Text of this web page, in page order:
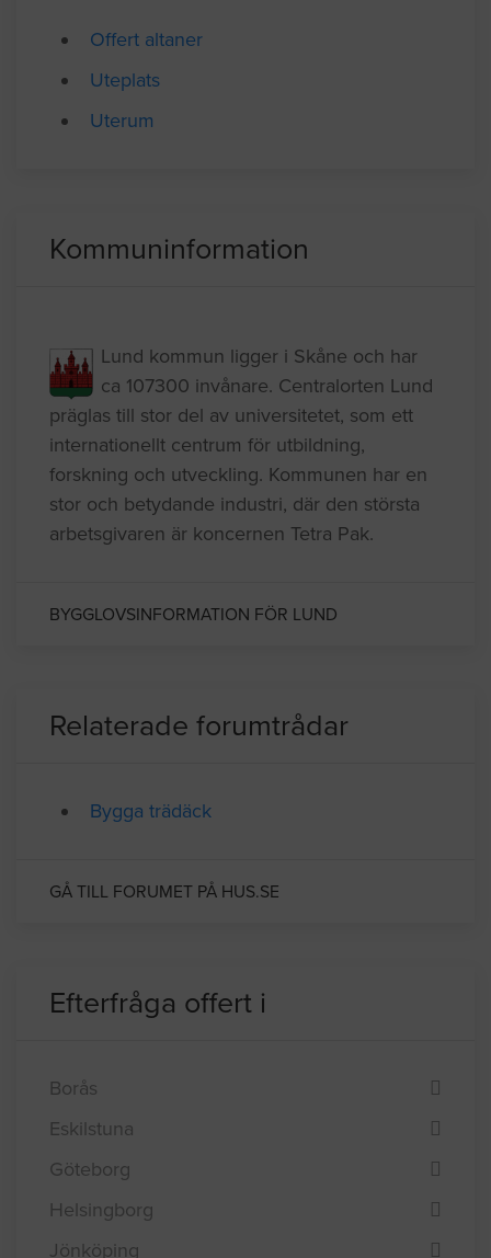
Mer information om
Offert altaner
Kommuninformation
Lund kommun ligger i Skåne och har
ca 107300 invånare. Centralorten Lund
präglas till stor del av universitetet, som ett
internationellt centrum för utbildning,
arbetsgivaren är koncernen Tetra Pak.
Relaterade forumtrådar
Bygga trädäck
Efterfråga offert i
Borås
Eskilstuna